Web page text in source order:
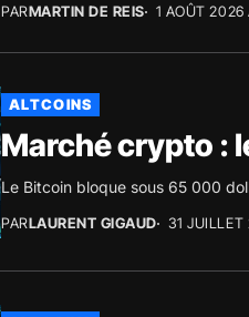
PARMARTIN DE REIS 1 AOÛT 2026
ALTCOINS
Marché crypto :
Le Bitcoin bloque sous 65 000
PARLAURENT GIGAUD 31